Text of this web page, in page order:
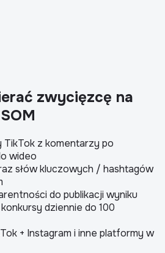
zwycięzcę na
z komentarzy po
wideo
słów kluczowych / hashtagów
do publikacji wyniku
dziennie do 100
+ Instagram i inne platformy w